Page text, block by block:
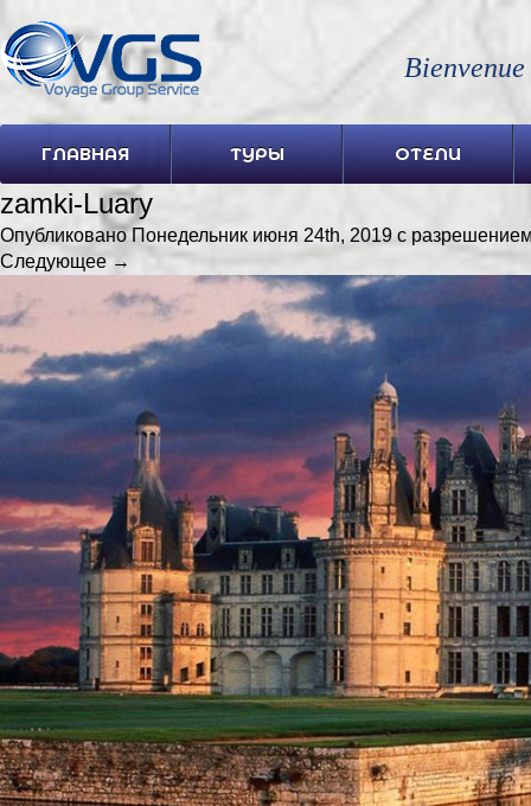
ГЛАВНАЯ ТУРЫ ОТЕЛИ
zamki-Luary
ОпубликованоПонедельник июня 24th, 2019 с
Следующее →